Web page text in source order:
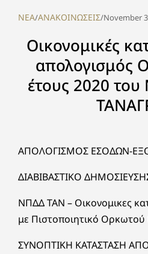
NEA/ΑΝΑΚΟΙΝΩΣΕΙΣ/November
Οικονομικές
απολογισμός
έτους 2020
ΑΠΟΛΟΓΙΣΜΟΣ ΕΣΟΔΩΝ-
ΔΙΑΒΙΒΑΣΤΙΚΟ
ΝΠΔΔ ΤΑΝ – Οικονομικες
με Πιστοποιητικό Ορκωτού
ΣΥΝΟΠΤΙΚΗ ΚΑΤΑΣΤΑΣΗ